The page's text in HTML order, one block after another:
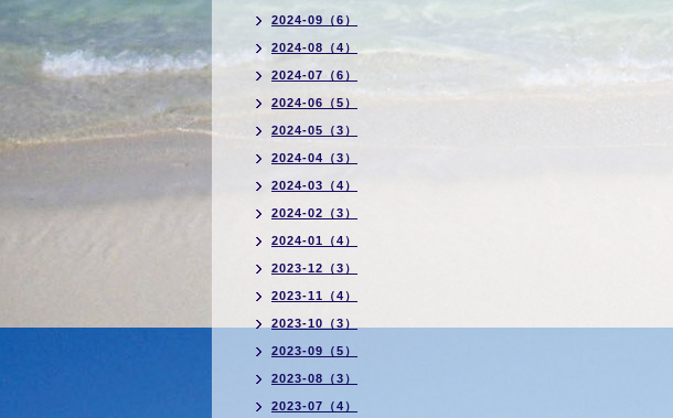
2024-09（6）
2024-08（4）
2024-07（6）
2024-06（5）
2024-05（3）
2024-04（3）
2024-03（4）
2024-02（3）
2024-01（4）
2023-12（3）
2023-11（4）
2023-10（3）
2023-09（5）
2023-08（3）
2023-07（4）